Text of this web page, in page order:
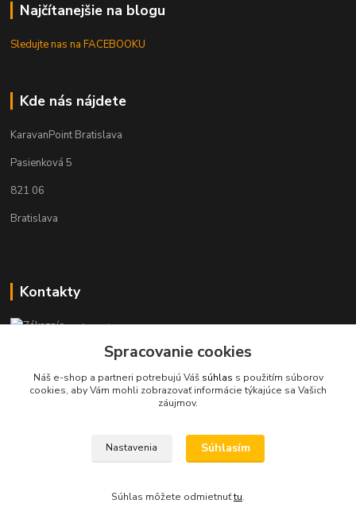
Najčítanejšie na blogu
Sledujte nas na FACEBOOKU
Kde nás nájdete
KaravanPoint Bratislava
Pasienková 5
821 06
Bratislava
Kontakty
Zákaznícka podpora KaravanPoint
+421902309993
(Po-Pia, 9-18 hod.)
info@karavanpoint.sk
Spracovanie cookies
Náš e-shop a partneri potrebujú Váš súhlas s použitím súborov
cookies, aby Vám mohli zobrazovať informácie týkajúce sa Vašich
záujmov.
Nastavenia Súhlasím
Súhlas môžete odmietnuťtu.